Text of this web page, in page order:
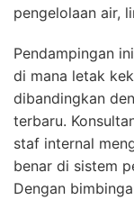
pengelolaan air,
Pendampingan
di mana letak
dibandingkan
terbaru.
staf internal
benar di sistem
Dengan